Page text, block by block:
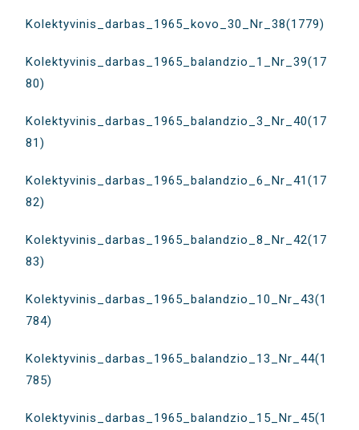
Kolektyvinis_darbas_1965_kovo_30_Nr_38(1779)
Kolektyvinis_darbas_1965_balandzio_1_Nr_39(17
80)
Kolektyvinis_darbas_1965_balandzio_3_Nr_40(17
81)
Kolektyvinis_darbas_1965_balandzio_6_Nr_41(17
82)
Kolektyvinis_darbas_1965_balandzio_8_Nr_42(17
83)
Kolektyvinis_darbas_1965_balandzio_10_Nr_43(1
784)
Kolektyvinis_darbas_1965_balandzio_13_Nr_44(1
785)
Kolektyvinis_darbas_1965_balandzio_15_Nr_45(1